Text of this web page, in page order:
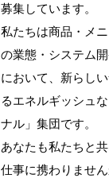
募集しています。
私たちは商品・メ
の業態・システム
において、新らし
るエネルギッシュ
ナル」集団です。
あなたも私たちと
仕事に携わりません